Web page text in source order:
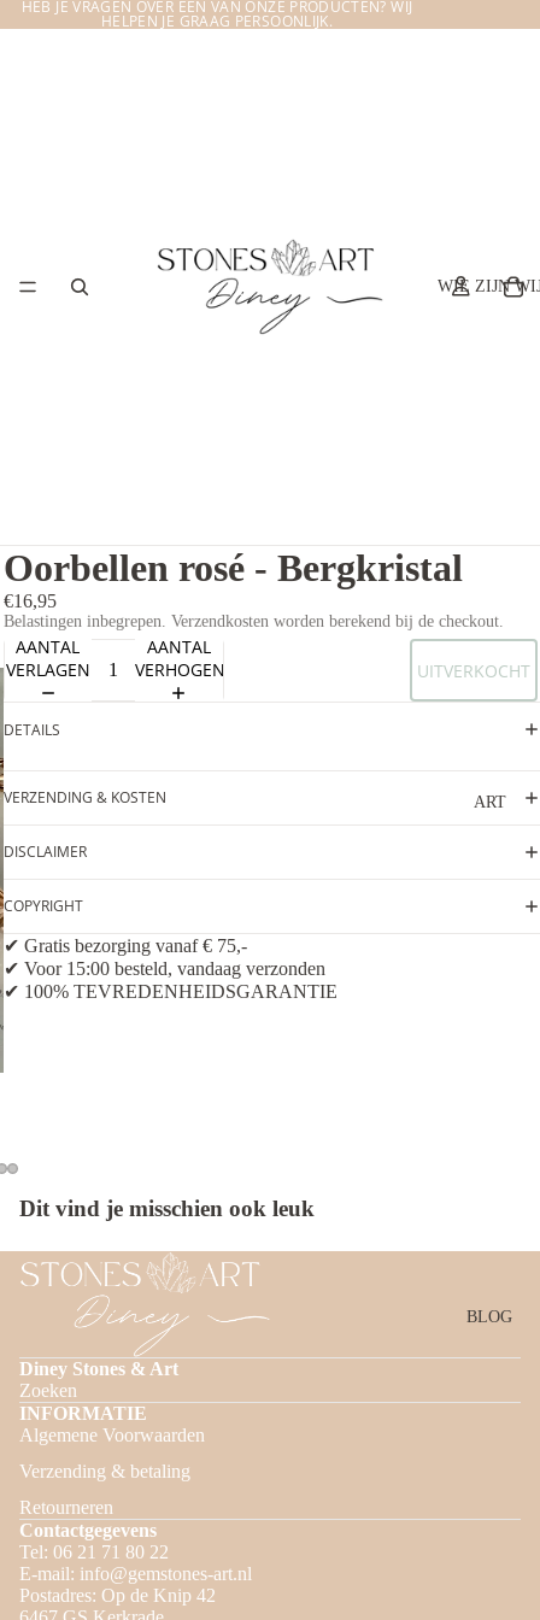
HEB JE VRAGEN OVER EEN VAN ONZE PRODUCTEN? WIJ
HELPEN JE GRAAG PERSOONLIJK.
WIE ZIJN
ART
BLOG
Oorbellen rosé - Bergkristal
€16,95
Belastingen inbegrepen. Verzendkosten worden berekend bij de checkout.
AANTAL
VERLAGEN
AANTAL
VERHOGEN
UITVERKOCHT
DETAILS
VERZENDING & KOSTEN
DISCLAIMER
COPYRIGHT
✔ Gratis bezorging vanaf € 75,-
✔ Voor 15:00 besteld, vandaag verzonden
✔ 100% TEVREDENHEIDSGARANTIE
Dit vind je misschien ook leuk
Diney Stones & Art
Zoeken
INFORMATIE
Algemene Voorwaarden
Verzending & betaling
Retourneren
Contactgegevens
Tel: 06 21 71 80 22
E-mail: info@gemstones-art.nl
Postadres: Op de Knip 42
Privacybeleid
Terugbetalingsbeleid
Contactgegevens
Algemene voorwaarden
Wettelijke kennisgeving